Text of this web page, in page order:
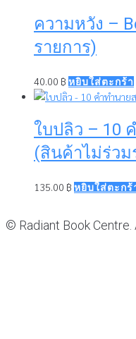
ความหวัง –
รายการ)
40.00 ฿ หยิบใส่ตะกร้า
ใบปลิว – 10
(สินค้าไม่ร่วม
135.00 ฿ หยิบใส่ตะกร้
© Radiant Book Centre.